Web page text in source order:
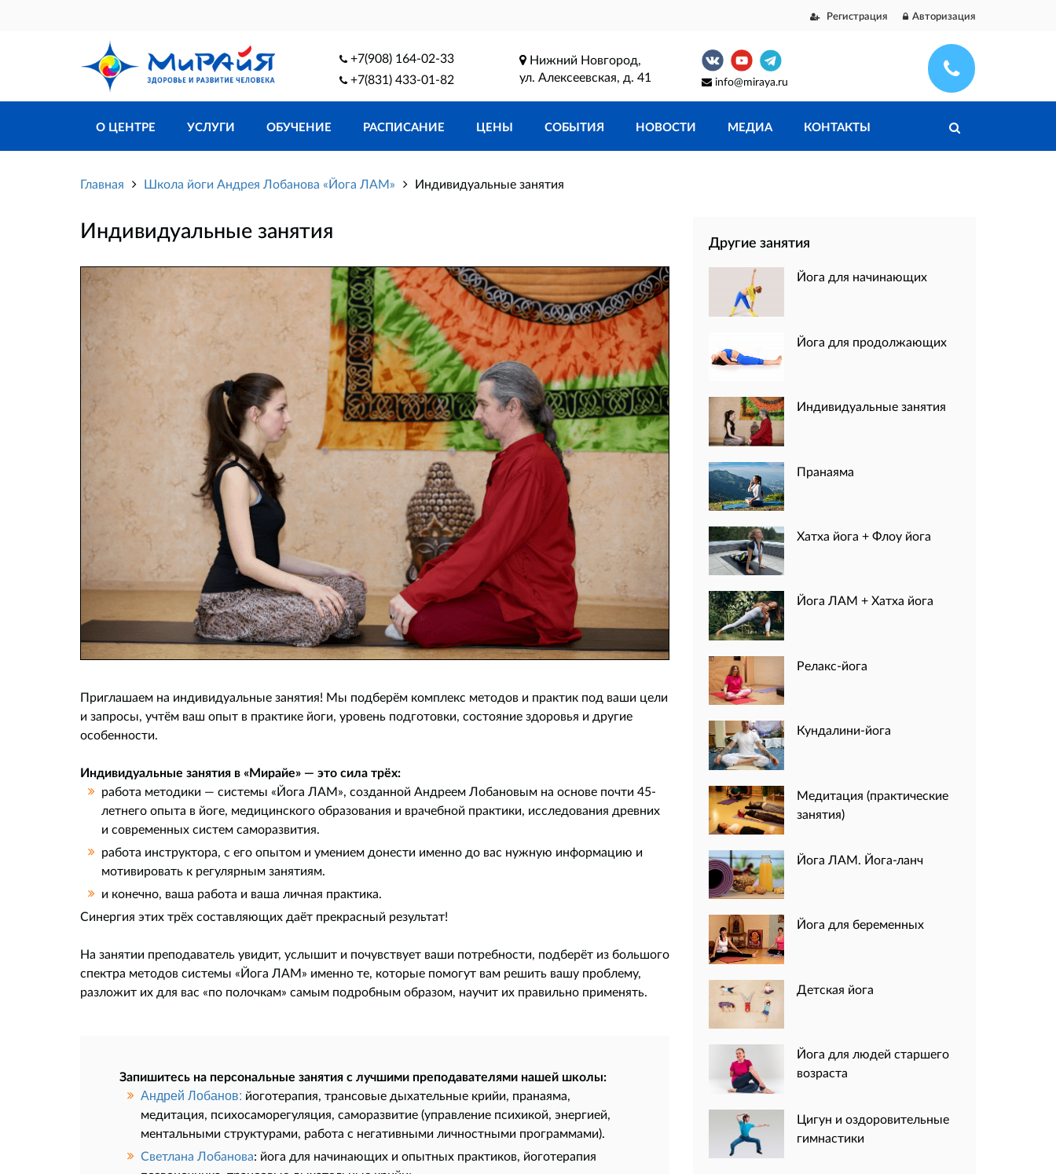
Регистрация Авторизация
+7(908) 164-02-33
+7(831) 433-01-82
Нижний Новгород,
ул. Алексеевская, д. 41
info@miraya.ru
О ЦЕНТРЕ УСЛУГИ ОБУЧЕНИЕ РАСПИСАНИЕ ЦЕНЫ СОБЫТИЯ НОВОСТИ МЕДИА КОНТАКТЫ
Главная Школа йоги Андрея Лобанова «Йога ЛАМ» Индивидуальные занятия
Индивидуальные занятия
Приглашаем на индивидуальные занятия! Мы подберём комплекс методов и практик под ваши цели
и запросы, учтём ваш опыт в практике йоги, уровень подготовки, состояние здоровья и другие
особенности.
Индивидуальные занятия в «Мирайе» — это сила трёх:
работа методики — системы «Йога ЛАМ», созданной Андреем Лобановым на основе почти 45-
летнего опыта в йоге, медицинского образования и врачебной практики, исследования древних
и современных систем саморазвития.
работа инструктора, с его опытом и умением донести именно до вас нужную информацию и
мотивировать к регулярным занятиям.
и конечно, ваша работа и ваша личная практика.
Синергия этих трёх составляющих даёт прекрасный результат!
На занятии преподаватель увидит, услышит и почувствует ваши потребности, подберёт из большого
спектра методов системы «Йога ЛАМ» именно те, которые помогут вам решить вашу проблему,
разложит их для вас «по полочкам» самым подробным образом, научит их правильно применять.
Запишитесь на персональные занятия с лучшими преподавателями нашей школы:
Андрей Лобанов: йоготерапия, трансовые дыхательные крийи, пранаяма,
медитация, психосаморегуляция, саморазвитие (управление психикой, энергией,
ментальными структурами, работа с негативными личностными программами).
Светлана Лобанова: йога для начинающих и опытных практиков, йоготерапия
Другие занятия
Йога для начинающих
Йога для продолжающих
Индивидуальные занятия
Пранаяма
Хатха йога + Флоу йога
Йога ЛАМ + Хатха йога
Релакс-йога
Кундалини-йога
Медитация (практические
занятия)
Йога ЛАМ. Йога-ланч
Йога для беременных
Детская йога
Йога для людей старшего
возраста
Цигун и оздоровительные
гимнастики